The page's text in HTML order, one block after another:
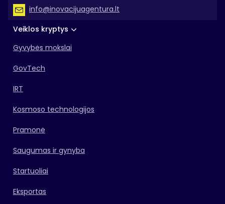
Veiklos kryptys
Gyvybės mokslai
GovTech
IRT
Kosmoso technologijos
Pramonė
Saugumas ir gynyba
Startuoliai
Eksportas
info@inovacijuagentura.lt